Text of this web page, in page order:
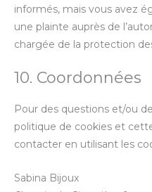
informés, mais vous avez
une plainte auprès de
chargée de la protection
10. Coordonnées
Pour des questions et/ou
politique de cookies et
contacter en utilisant les
Sabina Bijoux